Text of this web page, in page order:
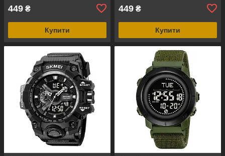
449 ₴
Купити
449 ₴
Купити